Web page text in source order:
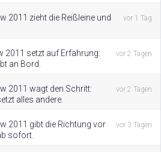
2011 zieht die Reißleine und
vor 1 Tag
2011 setzt auf Erfahrung:
an Bord.
vor 2 Tagen
2011 wagt den Schritt:
alles andere.
vor 2 Tagen
2011 gibt die Richtung vor
sofort.
vor 3 Tagen